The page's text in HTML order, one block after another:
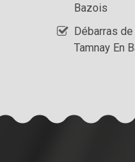
Bazois
Débarras
Tamnay En